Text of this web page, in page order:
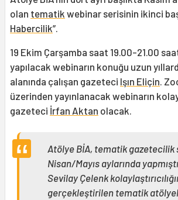
olan tematik webinar serisinin ikinci
Habercilik”.
19 Ekim Çarşamba saat 19.00-21.00
yapılacak webinarın konuğu uzun
alanında çalışan gazeteci Işın Eliçin.
üzerinden yayınlanacak webinarın
gazeteci İrfan Aktan olacak.
Atölye BİA, tematik gazetecilik
Nisan/Mayıs aylarında
Sevilay Çelenk
gerçekleştirilen tematik